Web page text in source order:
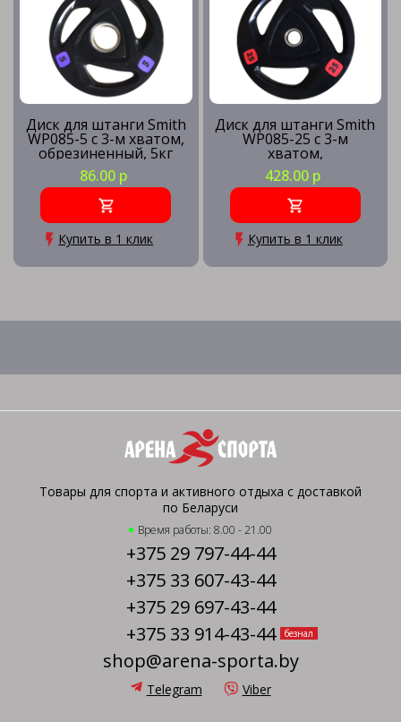
Диск для штанги Smith
WP085-5 c 3-м хватом,
обрезиненный, 5кг
86.00 р
Купить в 1 клик
Диск для штанги Smith
WP085-25 c 3-м
хватом,
обрезиненный, 25кг
428.00 р
Купить в 1 клик
Товары для спорта и активного отдыха с доставкой
по Беларуси
Время работы: 8.00 - 21.00
+375 29 797-44-44
+375 33 607-43-44
+375 29 697-43-44
+375 33 914-43-44
безнал
shop@arena-sporta.by
Telegram Viber